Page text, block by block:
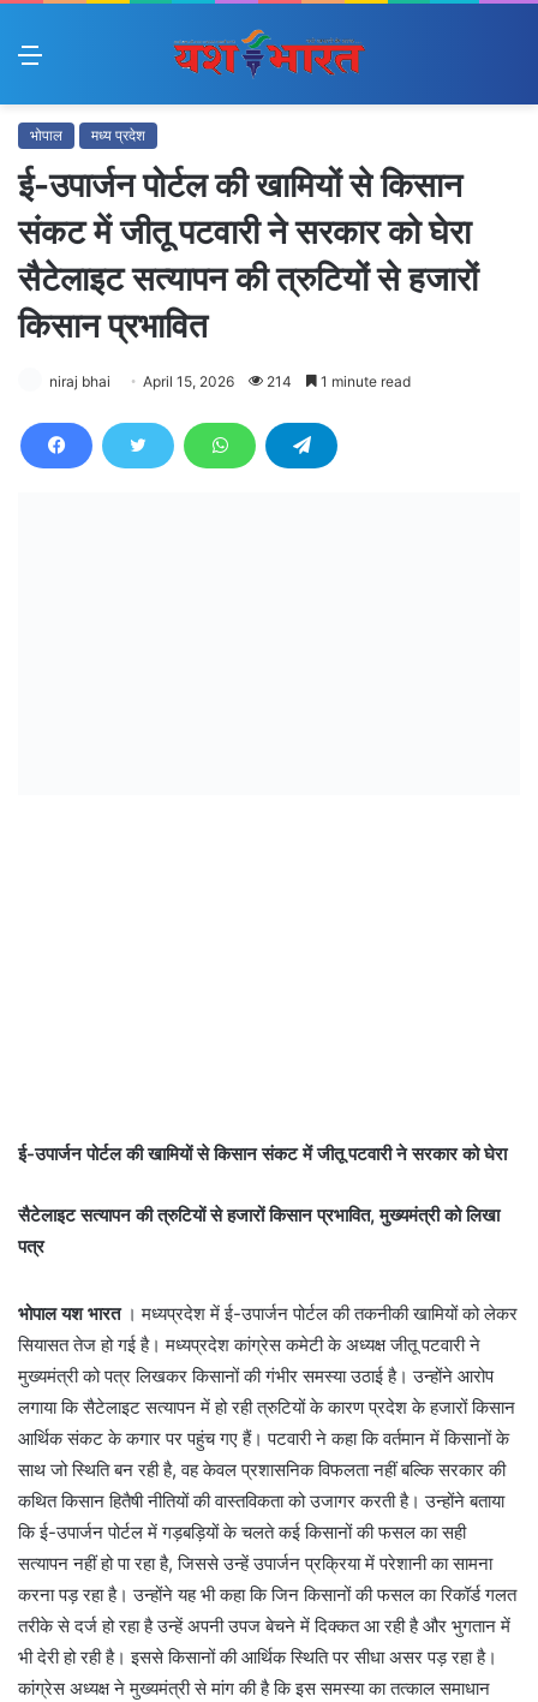
Menu
भोपाल मध्य प्रदेश
ई-उपार्जन पोर्टल की खामियों से किसान
संकट में जीतू पटवारी ने सरकार को घेरा
सैटेलाइट सत्यापन की त्रुटियों से हजारों
किसान प्रभावित
niraj bhai April 15, 2026 214 1 minute read
ई-उपार्जन पोर्टल की खामियों से किसान संकट में जीतू पटवारी ने सरकार को घेरा
सैटेलाइट सत्यापन की त्रुटियों से हजारों किसान प्रभावित, मुख्यमंत्री को लिखा
पत्र
भोपाल यश भारत। मध्यप्रदेश में ई-उपार्जन पोर्टल की तकनीकी खामियों को लेकर
सियासत तेज हो गई है। मध्यप्रदेश कांग्रेस कमेटी के अध्यक्ष जीतू पटवारी ने
मुख्यमंत्री को पत्र लिखकर किसानों की गंभीर समस्या उठाई है। उन्होंने आरोप
लगाया कि सैटेलाइट सत्यापन में हो रही त्रुटियों के कारण प्रदेश के हजारों किसान
आर्थिक संकट के कगार पर पहुंच गए हैं। पटवारी ने कहा कि वर्तमान में किसानों के
साथ जो स्थिति बन रही है, वह केवल प्रशासनिक विफलता नहीं बल्कि सरकार की
कथित किसान हितैषी नीतियों की वास्तविकता को उजागर करती है। उन्होंने बताया
कि ई-उपार्जन पोर्टल में गड़बड़ियों के चलते कई किसानों की फसल का सही
सत्यापन नहीं हो पा रहा है, जिससे उन्हें उपार्जन प्रक्रिया में परेशानी का सामना
करना पड़ रहा है। उन्होंने यह भी कहा कि जिन किसानों की फसल का रिकॉर्ड गलत
तरीके से दर्ज हो रहा है उन्हें अपनी उपज बेचने में दिक्कत आ रही है और भुगतान में
भी देरी हो रही है। इससे किसानों की आर्थिक स्थिति पर सीधा असर पड़ रहा है।
कांग्रेस अध्यक्ष ने मुख्यमंत्री से मांग की है कि इस समस्या का तत्काल समाधान